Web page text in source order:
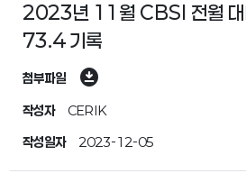
2023년 11월 CBSI 전월
73.4 기록
첨부파일 download_for_offline
작성자 CERIK
작성일자 2023-12-05